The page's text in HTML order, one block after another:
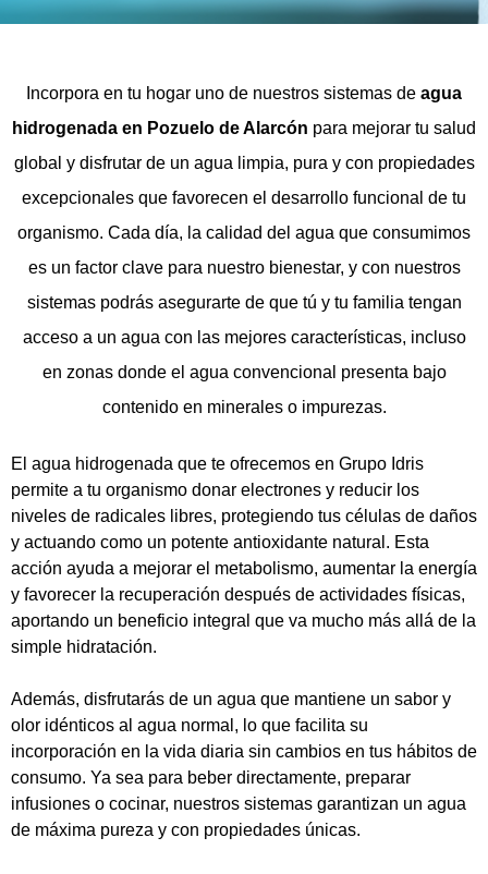
Incorpora en tu hogar uno de nuestros sistemas de agua
hidrogenada en Pozuelo de Alarcón para mejorar tu salud
global y disfrutar de un agua limpia, pura y con propiedades
excepcionales que favorecen el desarrollo funcional de tu
organismo. Cada día, la calidad del agua que consumimos
es un factor clave para nuestro bienestar, y con nuestros
sistemas podrás asegurarte de que tú y tu familia tengan
acceso a un agua con las mejores características, incluso
en zonas donde el agua convencional presenta bajo
contenido en minerales o impurezas.
El agua hidrogenada que te ofrecemos en Grupo Idris
permite a tu organismo donar electrones y reducir los
niveles de radicales libres, protegiendo tus células de daños
y actuando como un potente antioxidante natural. Esta
acción ayuda a mejorar el metabolismo, aumentar la energía
y favorecer la recuperación después de actividades físicas,
aportando un beneficio integral que va mucho más allá de la
simple hidratación.
Además, disfrutarás de un agua que mantiene un sabor y
olor idénticos al agua normal, lo que facilita su
incorporación en la vida diaria sin cambios en tus hábitos de
consumo. Ya sea para beber directamente, preparar
infusiones o cocinar, nuestros sistemas garantizan un agua
de máxima pureza y con propiedades únicas.